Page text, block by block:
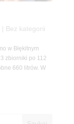
| Bez kategorii
w Błękitnym
zbiorniki po 112
660 litrów. W